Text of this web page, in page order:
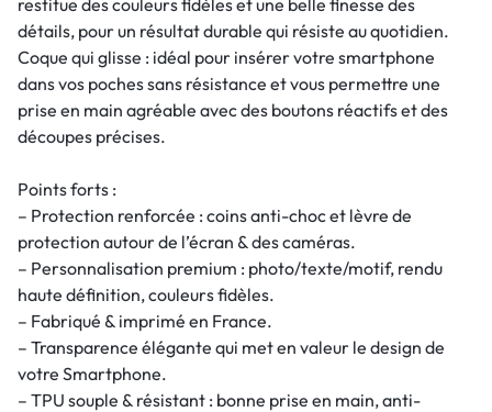
détails, pour un résultat durable qui résiste au quotidien.
Coque qui glisse : idéal pour insérer votre smartphone
dans vos poches sans résistance et vous permettre une
prise en main agréable avec des boutons réactifs et des
découpes précises.
Points forts :
– Protection renforcée : coins anti-choc et lèvre de
protection autour de l’écran & des caméras.
– Personnalisation premium : photo/texte/motif, rendu
haute définition, couleurs fidèles.
– Fabriqué & imprimé en France.
– Transparence élégante qui met en valeur le design de
votre Smartphone.
– TPU souple & résistant : bonne prise en main, anti-